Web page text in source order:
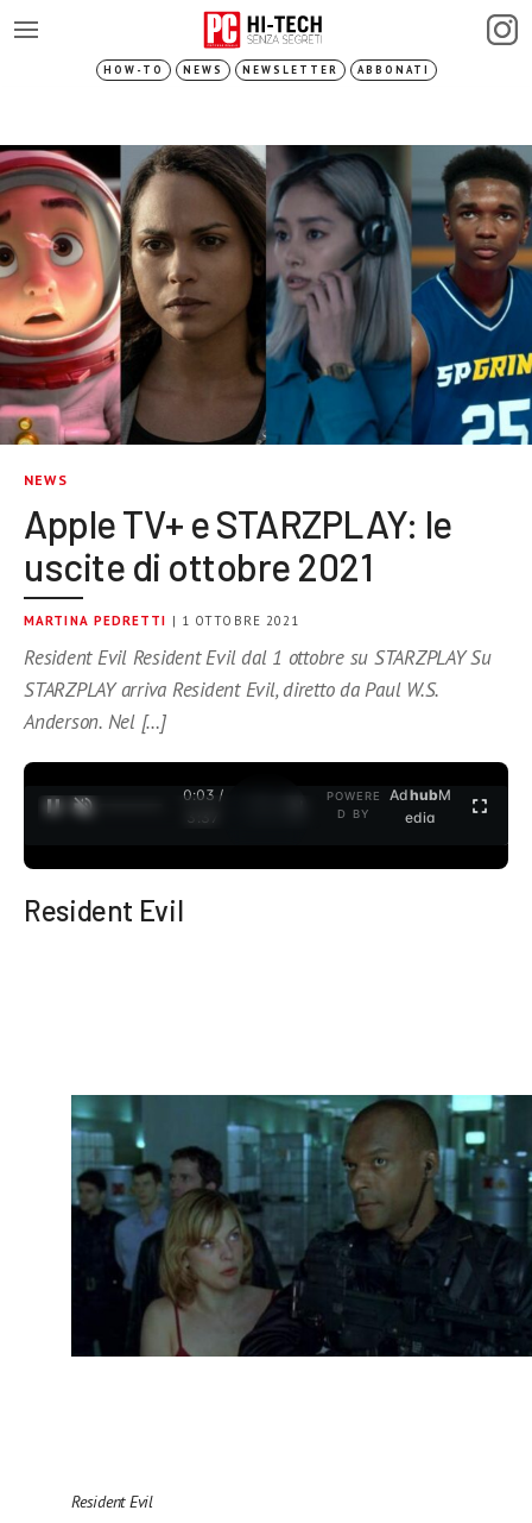
HOW-TO NEWS NEWSLETTER ABBONATI
NEWS
Apple TV+ e STARZPLAY: le
uscite di ottobre 2021
MARTINA PEDRETTI | 1 OTTOBRE 2021
Resident Evil Resident Evil dal 1 ottobre su STARZPLAY Su
STARZPLAY arriva Resident Evil, diretto da Paul W.S.
Anderson. Nel […]
0:04 /
3:37
POWERE
D BY
AdhubM
edia
Resident Evil
Resident Evil